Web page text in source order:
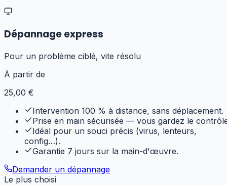
Dépannage express
Pour un problème ciblé, vite résolu
À partir de
25,00 €
Intervention 100 % à distance, sans déplacement.
Prise en main sécurisée — vous gardez le
Idéal pour un souci précis (virus, lenteurs,
config…).
Garantie 7 jours sur la main-d'œuvre.
Demander un dépannage
Le plus choisi